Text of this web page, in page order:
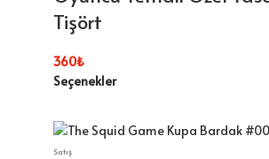
Tişört
360₺
Seçenekler
Satış